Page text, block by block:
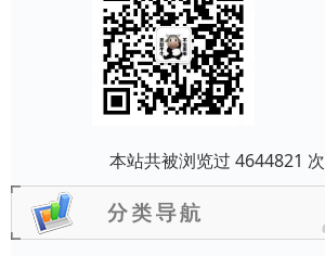
本站共被浏览过 4644821 次